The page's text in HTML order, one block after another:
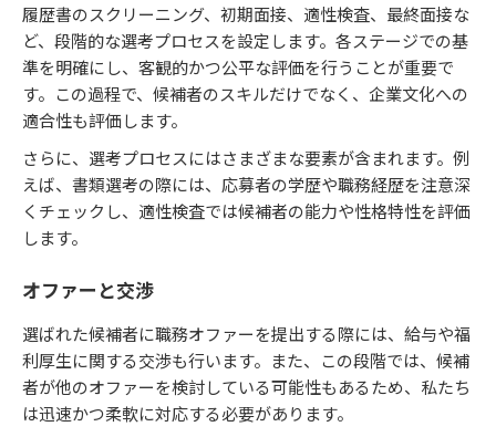
履歴書のスクリーニング、初期面接、適性検査、最終面接な
ど、段階的な選考プロセスを設定します。各ステージでの基
準を明確にし、客観的かつ公平な評価を行うことが重要で
す。この過程で、候補者のスキルだけでなく、企業文化への
適合性も評価します。
さらに、選考プロセスにはさまざまな要素が含まれます。例
えば、書類選考の際には、応募者の学歴や職務経歴を注意深
くチェックし、適性検査では候補者の能力や性格特性を評価
します。
オファーと交渉
選ばれた候補者に職務オファーを提出する際には、給与や福
利厚生に関する交渉も行います。また、この段階では、候補
者が他のオファーを検討している可能性もあるため、私たち
は迅速かつ柔軟に対応する必要があります。